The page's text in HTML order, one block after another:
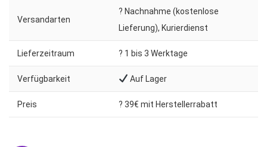
Versandarten
? Nachnahme (kostenlose
Lieferung), Kurierdienst
Lieferzeitraum ?️ 1 bis 3 Werktage
Verfügbarkeit Auf Lager
Preis ? 39€ mit Herstellerrabatt